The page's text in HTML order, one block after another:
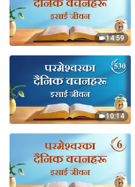
14:59
10:14